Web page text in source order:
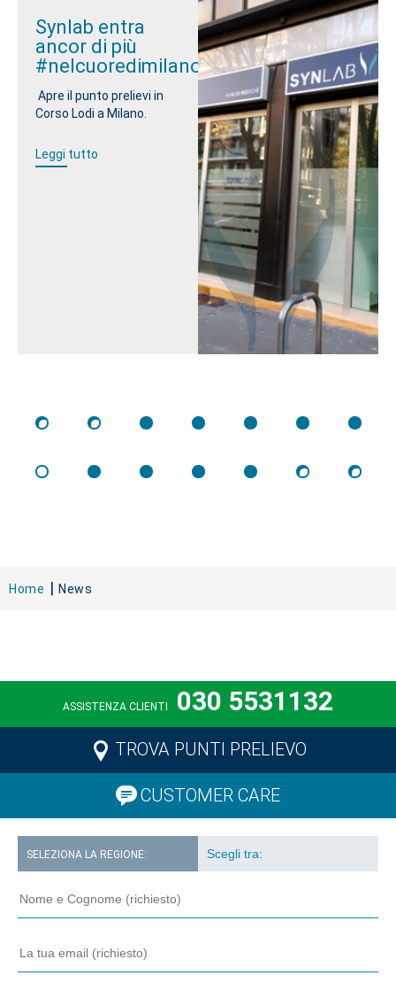
Synlab entra
ancor di più
#nelcuoredimilano
Apre il punto prelievi in
Corso Lodi a Milano.
Leggi tutto
Home News
ASSISTENZA CLIENTI 030 5531132
TROVA PUNTI PRELIEVO
CUSTOMER CARE
SELEZIONA LA REGIONE: